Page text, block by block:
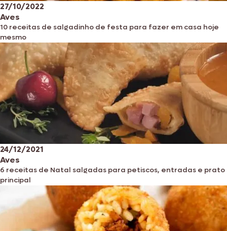
27/10/2022
Aves
10 receitas de salgadinho de festa para fazer em casa hoje
mesmo
24/12/2021
Aves
6 receitas de Natal salgadas para petiscos, entradas e prato
principal